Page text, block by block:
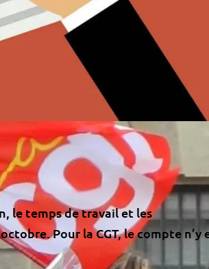
le temps de travail et les
Pour la CGT, le compte n’y